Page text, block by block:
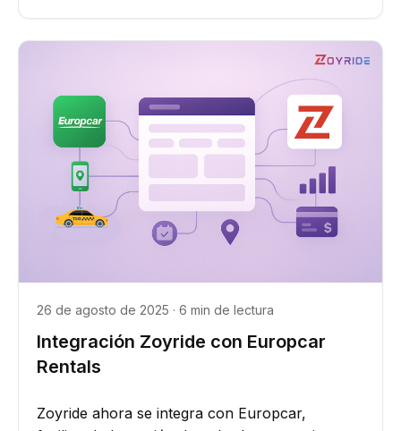
26 de agosto de 2025 · 6 min de lectura
Integración Zoyride con Europcar
Rentals
Zoyride ahora se integra con Europcar,